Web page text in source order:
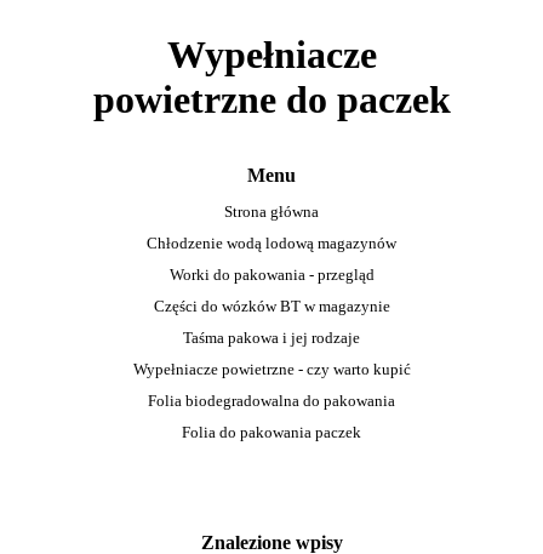
Wypełniacze
powietrzne do paczek
Menu
Strona główna
Chłodzenie wodą lodową magazynów
Worki do pakowania - przegląd
Części do wózków BT w magazynie
Taśma pakowa i jej rodzaje
Wypełniacze powietrzne - czy warto kupić
Folia biodegradowalna do pakowania
Folia do pakowania paczek
Znalezione wpisy